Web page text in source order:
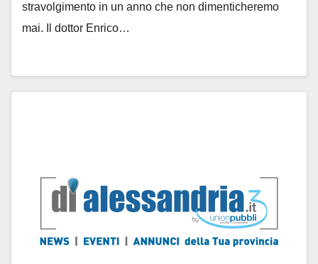
stravolgimento in un anno che non dimenticheremo
mai. Il dottor Enrico…